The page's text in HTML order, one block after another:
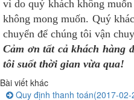
vì do quý khách không
không mong muốn. Quý
chuyển để chúng tôi vận
Cảm ơn tất cả khách hàng
tôi suốt thời gian vừa qua!
Bài viết khác
Quy định thanh toán(2017-